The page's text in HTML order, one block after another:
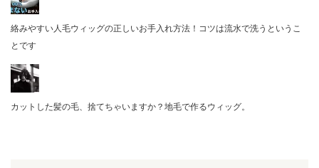
絡みやすい人毛ウィッグの正しいお手入れ方法！コツは流水で洗うというこ
とです
カットした髪の毛、捨てちゃいますか？地毛で作るウィッグ。